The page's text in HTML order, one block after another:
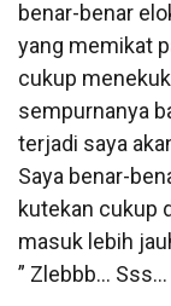
benar-benar
yang memikat
cukup
sempurnanya
terjadi saya
Saya benar-
kutekan cukup
masuk lebih
” Zlebbb…